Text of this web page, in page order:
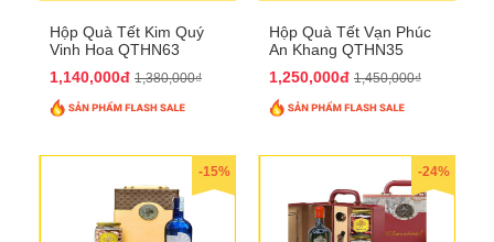
Hộp Quà Tết Kim Quý
Vinh Hoa QTHN63
1,140,000đ 1,380,000₫
Hộp Quà Tết Vạn Phúc
An Khang QTHN35
1,250,000đ 1,450,000₫
-15% -24%